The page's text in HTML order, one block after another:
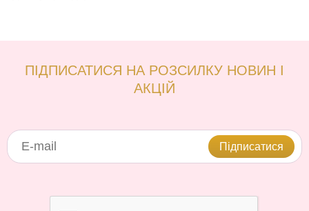
ПІДПИСАТИСЯ НА РОЗСИЛКУ НОВИН І
АКЦІЙ
Підписатися